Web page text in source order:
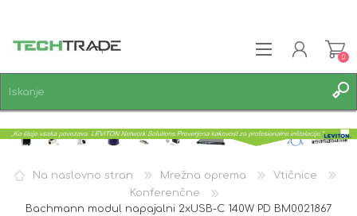
PRIJAVA
0
Na naslovno stran Mrežna oprema
Vtičnice
Konferenčne
Bachmann modul napajalni 2xUSB-C 140W PD BM0021867